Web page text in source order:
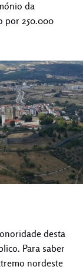
da
por 250.000
desta
Para saber
nordeste